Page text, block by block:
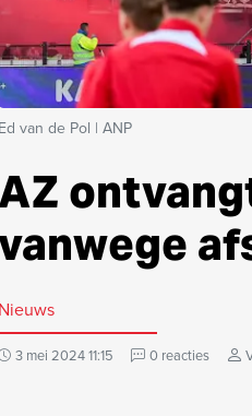
Ed van de Pol | ANP
Nieuws
3 mei 2024 11:15 0 reacties